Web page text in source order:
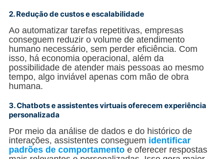
2. Redução de custos e escalabilidade
Ao automatizar tarefas repetitivas, empresas
conseguem reduzir o volume de atendimento
humano necessário, sem perder eficiência. Com
isso, há economia operacional, além da
possibilidade de atender mais pessoas ao mesmo
tempo, algo inviável apenas com mão de obra
humana.
3. Chatbots e assistentes virtuais oferecem experiência
personalizada
Por meio da análise de dados e do histórico de
interações, assistentes conseguem identificar
padrões de comportamento e oferecer respostas